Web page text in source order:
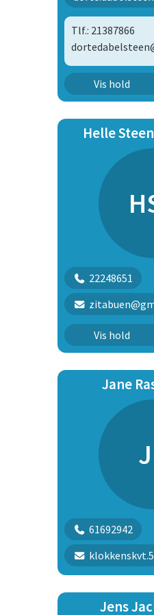
Tlf.: 21387866
Vis hold
Helle
22248651
Vis hold
Rally begynder
Jane
61692942
Jens